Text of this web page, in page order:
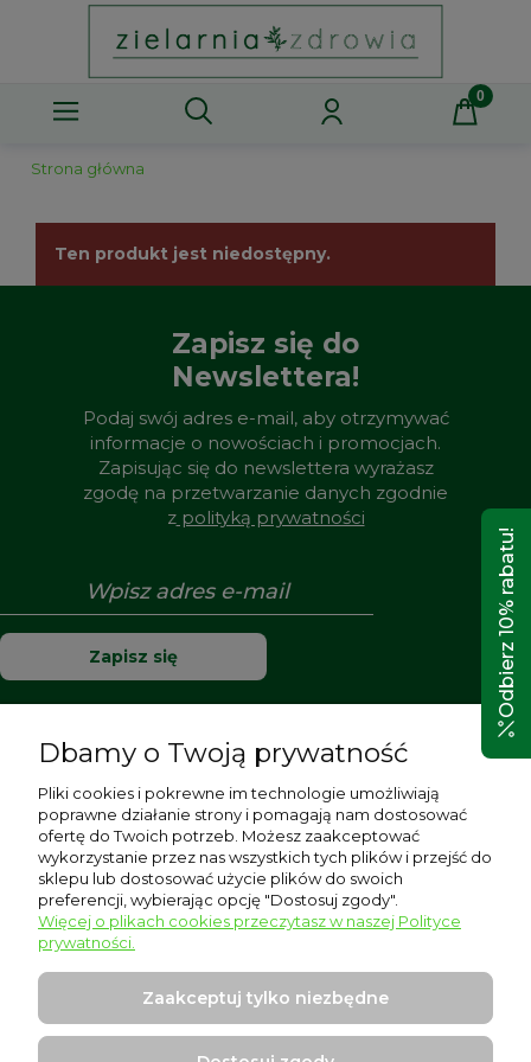
Strona główna
Ten produkt jest niedostępny.
Zapisz się do
Newslettera!
Podaj swój adres e-mail, aby otrzymywać
informacje o nowościach i promocjach.
Zapisując się do newslettera wyrażasz
zgodę na przetwarzanie danych zgodnie
zpolityką prywatności
Zapisz się
Moje konto
Płatności i dostawa
Informacje
Dbamy o Twoją prywatność
Pliki cookies i pokrewne im technologie umożliwiają
poprawne działanie strony i pomagają nam dostosować
ofertę do Twoich potrzeb. Możesz zaakceptować
wykorzystanie przez nas wszystkich tych plików i przejść do
sklepu lub dostosować użycie plików do swoich
preferencji, wybierając opcję "Dostosuj zgody".
Więcej o plikach cookies przeczytasz w naszej Polityce
prywatności.
Zaakceptuj tylko niezbędne
Odbierz 10% rabatu!